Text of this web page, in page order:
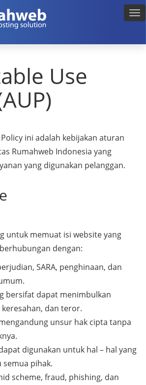
Use
ini adalah kebijakan aturan
Rumahweb Indonesia yang
yang digunakan pelanggan.
untuk memuat isi website yang
dengan:
SARA, penghinaan, dan
bersifat dapat menimbulkan
dan teror.
unsur hak cipta tanpa
digunakan untuk hal – hal yang
semua pihak.
scheme, fraud, phishing, dan